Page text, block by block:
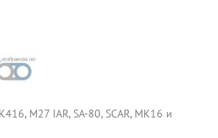
M27 IAR, SA-80, SCAR, MK16 и